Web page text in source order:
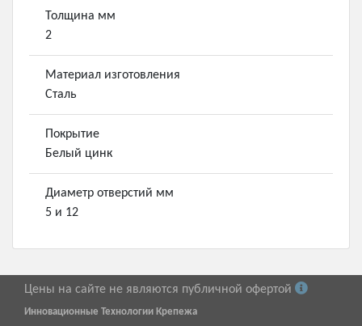
Толщина мм
2
Материал изготовления
Сталь
Покрытие
Белый цинк
Диаметр отверстий мм
5 и 12
Цены на сайте не являются публичной офертой
Инновационные Технологии Крепежа